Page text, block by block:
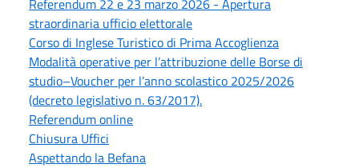
straordinaria ufficio elettorale
Corso di Inglese Turistico di Prima Accoglienza
Modalità operative per l’attribuzione delle Borse di
studio–Voucher per l’anno scolastico 2025/2026
(decreto legislativo n. 63/2017).
Referendum online
Chiusura Uffici
Aspettando la Befana